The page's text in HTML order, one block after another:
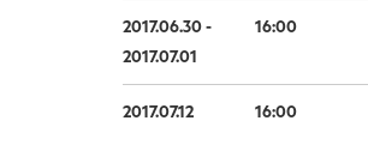
2017.06.30 -
2017.07.01
16:00
2017.07.12 16:00